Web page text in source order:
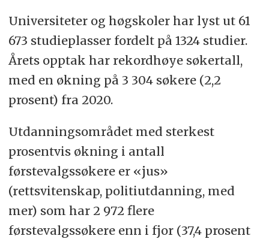
Universiteter og høgskoler har lyst ut 61
673 studieplasser fordelt på 1324 studier.
Årets opptak har rekordhøye søkertall,
med en økning på 3 304 søkere (2,2
prosent) fra 2020.
Utdanningsområdet med sterkest
prosentvis økning i antall
førstevalgssøkere er «jus»
(rettsvitenskap, politiutdanning, med
mer) som har 2 972 flere
førstevalgssøkere enn i fjor (37,4 prosent